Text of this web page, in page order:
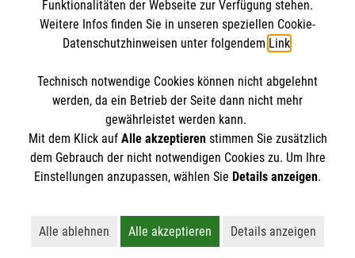
Malteserorden
Malteser International
Sharepoint
Spendenkonto
Bank: Pax-Bank
IBAN: DE49 3706 0120 1201 2090 10
BIC: GENODED1PA7
So finden Sie uns
Lohweg 15
30559 Hannover
Email:info.hannover@malteser.org
Der Malteser Hilfsdienst e.V. ist als eingetragene
Gewerbesteuer befreit.
Funktionalitäten der Webseite zur Verfügung stehen.
Weitere Infos finden Sie in unseren speziellen Cookie-
Datenschutzhinweisen unter folgendem Link.
Technisch notwendige Cookies können nicht abgelehnt
werden, da ein Betrieb der Seite dann nicht mehr
gewährleistet werden kann.
Mit dem Klick auf Alle akzeptierenstimmen Sie zusätzlich
dem Gebrauch der nicht notwendigen Cookies zu. Um Ihre
Einstellungen anzupassen, wählen Sie Details anzeigen.
Alle ablehnen
Lehnt alle nicht-essentiellen Cookies ab
Alle akzeptieren
Akzeptiert alle Cookies
Details anzeigen